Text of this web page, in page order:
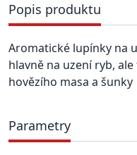
Popis produktu
Aromatické lupínky na
hlavně na uzení ryb,
hovězího masa a šunky
Parametry